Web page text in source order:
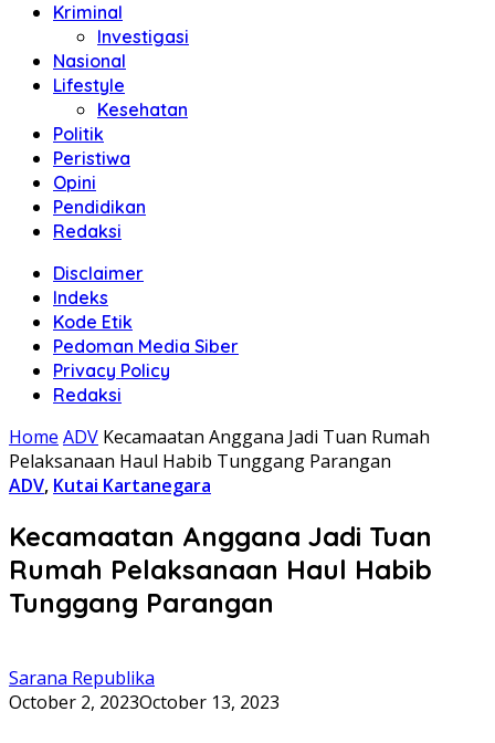
Kriminal
Investigasi
Nasional
Lifestyle
Kesehatan
Politik
Peristiwa
Opini
Pendidikan
Redaksi
Disclaimer
Indeks
Kode Etik
Pedoman Media Siber
Privacy Policy
Redaksi
Home ADV Kecamaatan Anggana Jadi Tuan Rumah
Pelaksanaan Haul Habib Tunggang Parangan
ADV, Kutai Kartanegara
Kecamaatan Anggana Jadi Tuan
Rumah Pelaksanaan Haul Habib
Tunggang Parangan
Sarana Republika
October 2, 2023October 13, 2023